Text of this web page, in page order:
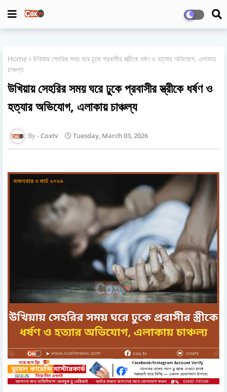
Home
উখিয়ায় সেহরির সময় ঘরে ঢুকে প্রবাসীর স্ত্রীকে ধর্ষণ ও হত্যার অভিযোগ, এলাকায়
চাঞ্চল্য
উখিয়ায় সেহরির সময় ঘরে ঢুকে প্রবাসীর স্ত্রীকে ধর্ষণ ও
হত্যার অভিযোগ, এলাকায় চাঞ্চল্য
Coxtv Tuesday, March 03, 2026